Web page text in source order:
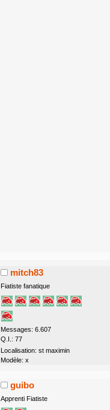
mitch83
Fiatiste fanatique
Messages: 6.607
Q.I.: 77
Localisation: st maximin
Modèle: x
guibo
Apprenti Fiatiste